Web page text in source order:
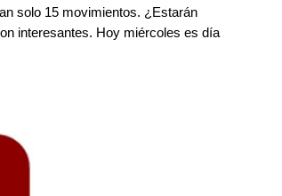
solo 15 movimientos. ¿Estarán
interesantes. Hoy miércoles es día